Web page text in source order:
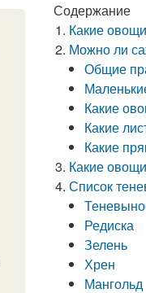
Содержание
Какие
Можно ли
Общие
Какие
Какие
Какие
Какие
Список
Редиска
Зелень
Хрен
Мангольд